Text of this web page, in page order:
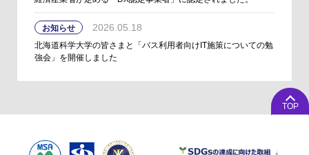
お知らせ 2026.05.18
北海道科学大学の皆さまと「バス利用者向けIT施策についての勉
強会」を開催しました
TOP